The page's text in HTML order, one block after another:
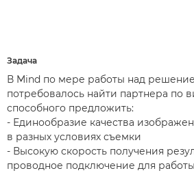
Задача
В Mind по мере работы над
потребовалось найти партнера по
способного предложить:
- Единообразие качества
в разных условиях съемки
- Высокую скорость получения
проводное подключение для работы